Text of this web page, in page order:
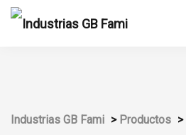
Industrias GB Fami > Productos >